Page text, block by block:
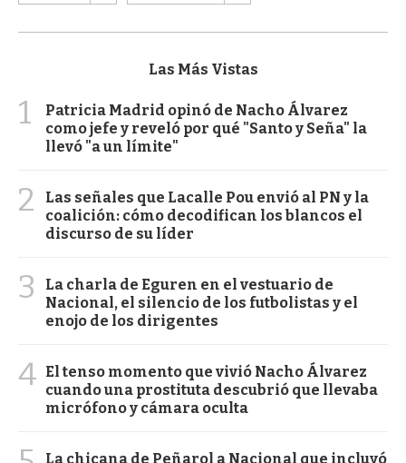
Las Más Vistas
1
Patricia Madrid opinó de Nacho Álvarez
como jefe y reveló por qué "Santo y Seña" la
llevó "a un límite"
2
Las señales que Lacalle Pou envió al PN y la
coalición: cómo decodifican los blancos el
discurso de su líder
3
La charla de Eguren en el vestuario de
Nacional, el silencio de los futbolistas y el
enojo de los dirigentes
4 El tenso momento que vivió Nacho Álvarez
cuando una prostituta descubrió que llevaba
micrófono y cámara oculta
La chicana de Peñarol a Nacional que incluyó